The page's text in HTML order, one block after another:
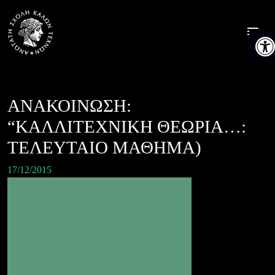
content
ΑΝΑΚΟΙΝΩΣΗ:
“ΚΑΛΛΙΤΕΧΝΙΚΗ ΘΕΩΡΙΑ…:
ΤΕΛΕΥΤΑΙΟ ΜΑΘΗΜΑ)
17/12/2015